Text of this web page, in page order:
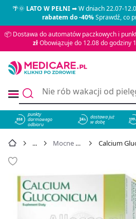
🌴🌞LATO W PEŁNI➡ W dniach 22.07-
rabatem do -40%Sprawdź, co
📦 Dostawa do automatów paczkowych i
złObowiązuje do 12.08 do godziny
858
punkty
darmowego
odbioru
dostawa już
w dobę
Mocne kości Calcium